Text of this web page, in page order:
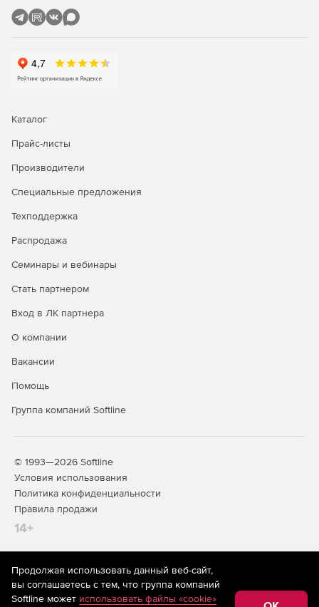
Каталог
Прайс-листы
Производители
Специальные предложения
Техподдержка
Распродажа
Семинары и вебинары
Стать партнером
Вход в ЛК партнера
О компании
Вакансии
Помощь
Группа компаний Softline
© 1993—2026 Softline
Условия использования
Политика конфиденциальности
Правила продажи
14+
На информационном ресурсе store.softline.ru применяются
рекомендательные технологии(информационные технологии
предоставления информации на основе сбора,
Продолжая использовать данный веб-сайт,
вы соглашаетесь с тем, что группа компаний
Softline может использовать файлы «cookie»